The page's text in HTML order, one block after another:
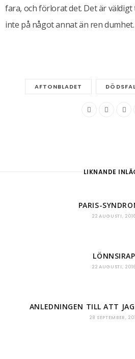
fara, och förlorat det. Det är
inte på något annat än ren dumhet.
AFTONBLADET
LIKNANDE
PARIS-
22 AUGUSTI,
LÖNNSIRAP
22 AUGUSTI,
ANLEDNINGEN TILL ATT
28 SEPTEMBER,